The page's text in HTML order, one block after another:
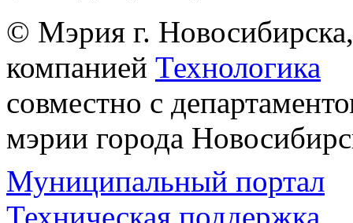
© Мэрия г.
компанией Технологика
совместно с
мэрии города
Муниципальный портал